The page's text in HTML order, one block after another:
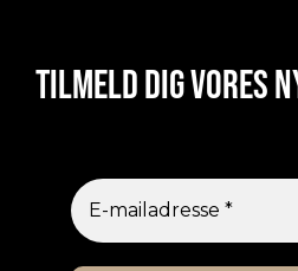
Tilmeld dig vores